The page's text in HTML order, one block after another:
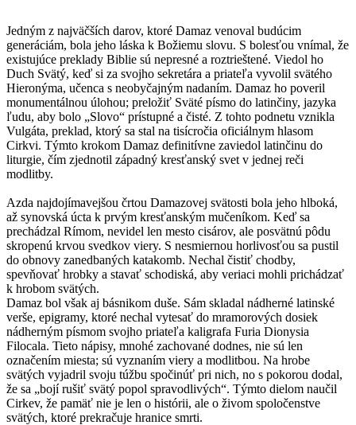
Jedným z najväčších darov, ktoré Damaz venoval budúcim
generáciám, bola jeho láska k Božiemu slovu. S bolesťou vnímal, že
existujúce preklady Biblie sú nepresné a roztrieštené. Viedol ho
Duch Svätý, keď si za svojho sekretára a priateľa vyvolil svätého
Hieronýma, učenca s neobyčajným nadaním. Damaz ho poveril
monumentálnou úlohou; preložiť Sväté písmo do latinčiny, jazyka
ľudu, aby bolo „Slovo“ prístupné a čisté. Z tohto podnetu vznikla
Vulgáta, preklad, ktorý sa stal na tisícročia oficiálnym hlasom
Cirkvi. Týmto krokom Damaz definitívne zaviedol latinčinu do
liturgie, čím zjednotil západný kresťanský svet v jednej reči
modlitby.
Azda najdojímavejšou črtou Damazovej svätosti bola jeho hlboká,
až synovská úcta k prvým kresťanským mučeníkom. Keď sa
prechádzal Rímom, nevidel len mesto cisárov, ale posvätnú pôdu
skropenú krvou svedkov viery. S nesmiernou horlivosťou sa pustil
do obnovy zanedbaných katakomb. Nechal čistiť chodby,
spevňovať hrobky a stavať schodiská, aby veriaci mohli prichádzať
k hrobom svätých.
Damaz bol však aj básnikom duše. Sám skladal nádherné latinské
verše, epigramy, ktoré nechal vytesať do mramorových dosiek
nádherným písmom svojho priateľa kaligrafa Furia Dionysia
Filocala. Tieto nápisy, mnohé zachované dodnes, nie sú len
označením miesta; sú vyznaním viery a modlitbou. Na hrobe
svätých vyjadril svoju túžbu spočinúť pri nich, no s pokorou dodal,
že sa „bojí rušiť svätý popol spravodlivých“. Týmto dielom naučil
Cirkev, že pamäť nie je len o histórii, ale o živom spoločenstve
svätých, ktoré prekračuje hranice smrti.